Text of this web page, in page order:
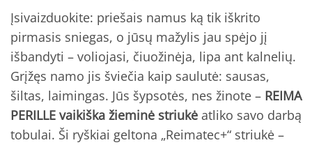
Įsivaizduokite: priešais namus ką tik iškrito
pirmasis sniegas, o jūsų mažylis jau spėjo jį
išbandyti – voliojasi, čiuožinėja, lipa ant kalnelių.
Grįžęs namo jis šviečia kaip saulutė: sausas,
šiltas, laimingas. Jūs šypsotės, nes žinote – REIMA
PERILLE vaikiška žieminė striukė atliko savo darbą
tobulai. Ši ryškiai geltona „Reimatec+“ striukė –